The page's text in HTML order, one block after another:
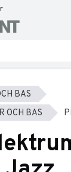
BAS
OCH BAS